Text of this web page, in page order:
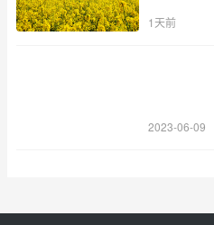
1天前
2023-06-09